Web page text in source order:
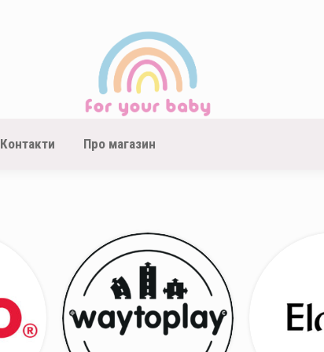
Контакти Про магазин